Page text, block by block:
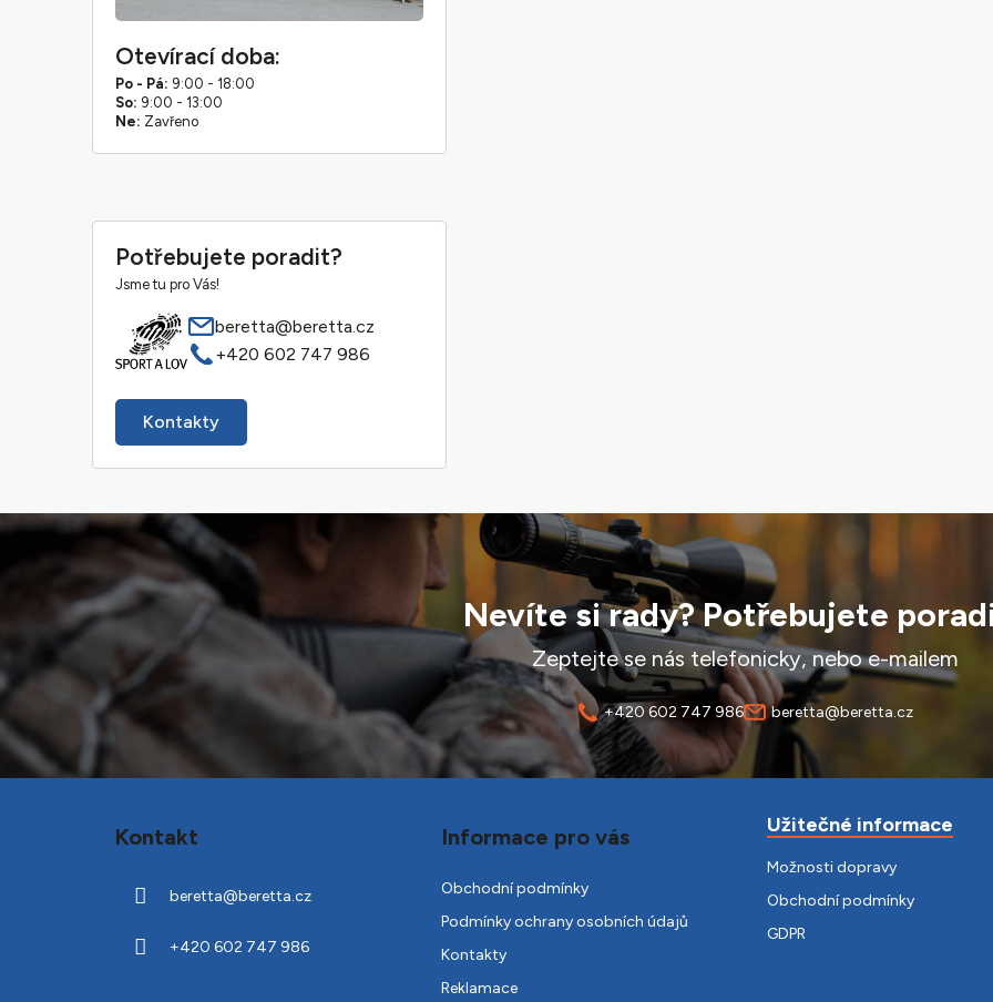
Otevírací doba:
Po - Pá: 9:00 - 18:00
So: 9:00 - 13:00
Ne: Zavřeno
Potřebujete poradit?
Jsme tu pro Vás!
beretta@beretta.cz
+420 602 747 986
Kontakty
Nevíte si rady? Potřebujete
Zeptejte se nás telefonicky, nebo e-mailem
+420 602 747 986 beretta@beretta.cz
Kontakt
beretta@beretta.cz
+420 602 747 986
Informace pro vás
Obchodní podmínky
Podmínky ochrany osobních údajů
Kontakty
Reklamace
Užitečné informace
Možnosti dopravy
Obchodní podmínky
GDPR